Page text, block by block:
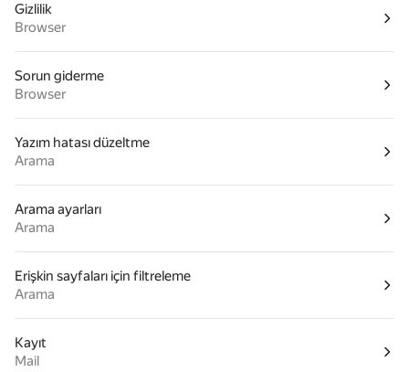
Gizlilik
Browser
Sorun giderme
Browser
Yazım hatası düzeltme
Arama
Arama ayarları
Arama
Erişkin sayfaları için filtreleme
Arama
Kayıt
Mail